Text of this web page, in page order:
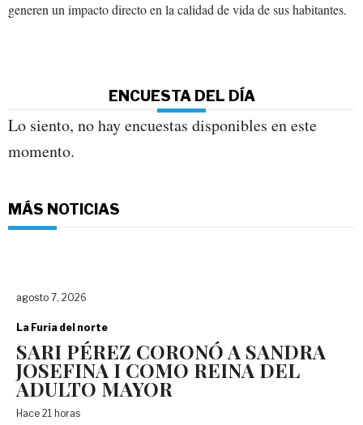
generen un impacto directo en la calidad de vida de sus habitantes.
ENCUESTA DEL DÍA
Lo siento, no hay encuestas disponibles en este
momento.
MÁS NOTICIAS
agosto 7, 2026
La Furia del norte
SARI PÉREZ CORONÓ A SANDRA
JOSEFINA I COMO REINA DEL
ADULTO MAYOR
Hace 21 horas